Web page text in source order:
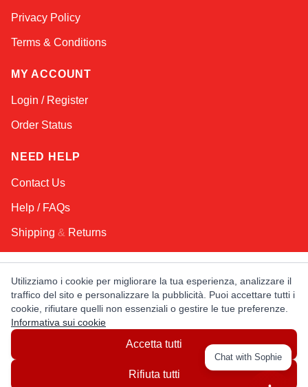
Privacy Policy
Terms & Conditions
MY ACCOUNT
Login / Register
Order Status
NEED HELP
Contact Us
Help / FAQs
Shipping & Returns
KEEP IN TOUCH!
Email Address
CANADA
LATIN AMERICA USA
Utilizziamo i cookie per migliorare la tua esperienza, analizzare il
traffico del sito e personalizzare la pubblicità. Puoi accettare tutti i
cookie, rifiutare quelli non essenziali o gestire le tue preferenze.
Informativa sui cookie
Accetta tutti
Rifiuta tutti
Chat with Sophie